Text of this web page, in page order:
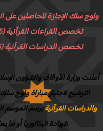
سلك الإجازة للحاصلين على
تخصص القراءات القرآنية (15 مقعدا و 4 مقاعد للطلبة الأجانب).
تخصص الدراسات القرآنية (15 مقعدا و4 مقاعد للطلبة الأجانب).
وزارة الأوقاف والشؤون
الترشيح لاجتياز مباراة ولوج سلك
القرآنيةبرسم الموسم
شهادة البكالوريا أو ما